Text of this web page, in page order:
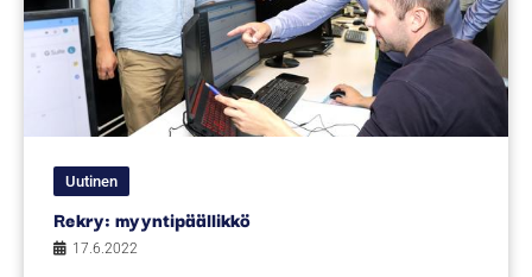
Uutinen
Rekry: myyntipäällikkö
17.6.2022